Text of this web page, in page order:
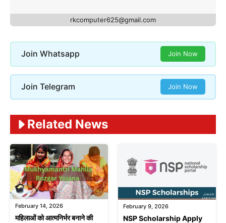
rkcomputer625@gmail.com
Join Whatsapp Join Now
Join Telegram Join Now
Related News
February 14, 2026
महिलाओं को आत्मनिर्भर बनाने की
February 9, 2026
NSP Scholarship Apply